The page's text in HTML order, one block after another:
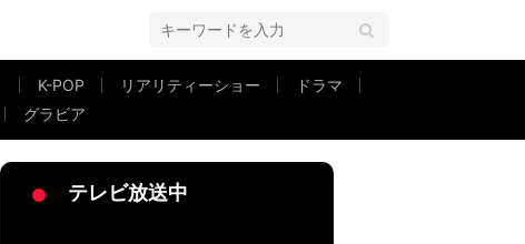
K-POP リアリティーショー
ドラマ
グラビア
テレビ放送中